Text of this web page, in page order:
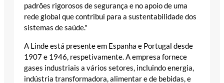
padrões rigorosos de segurança e no apoio de uma
rede global que contribui para a sustentabilidade dos
sistemas de saúde."
A Linde está presente em Espanha e Portugal desde
1907 e 1946, respetivamente. A empresa fornece
gases industriais a vários setores, incluindo energia,
indústria transformadora, alimentar e de bebidas, e